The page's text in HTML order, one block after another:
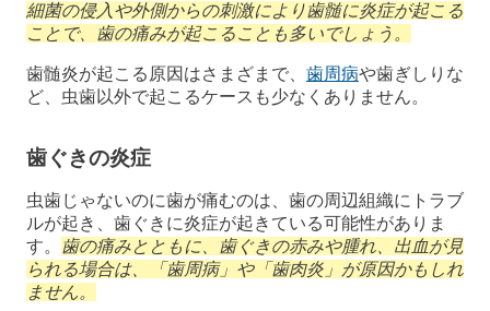
細菌の侵入や外側からの刺激により歯髄に炎症が起こる
ことで、歯の痛みが起こることも多いでしょう。
歯髄炎が起こる原因はさまざまで、 歯周病や歯ぎしりな
ど、虫歯以外で起こるケースも少なくありません。
歯ぐきの炎症
虫歯じゃないのに歯が痛むのは、歯の周辺組織にトラブ
ルが起き、歯ぐきに炎症が起きている可能性がありま
す。
歯の痛みとともに、歯ぐきの赤みや腫れ、出血が見
られる場合は、「歯周病」や「歯肉炎」が原因かもしれ
ません。